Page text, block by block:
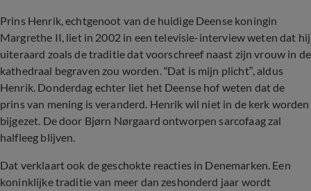
Prins Henrik, echtgenoot van de huidige Deense koningin
Margrethe II, liet in 2002 in een televisie-interview weten dat hij
uiteraard zoals de traditie dat voorschreef naast zijn vrouw in de
kathedraal begraven zou worden. “Dat is mijn plicht”, aldus
Henrik. Donderdag echter liet het Deense hof weten dat de
prins van mening is veranderd. Henrik wil niet in de kerk worden
bijgezet. De door Bjørn Nørgaard ontworpen sarcofaag zal
halfleeg blijven.
Dat verklaart ook de geschokte reacties in Denemarken. Een
koninklijke traditie van meer dan zeshonderd jaar wordt